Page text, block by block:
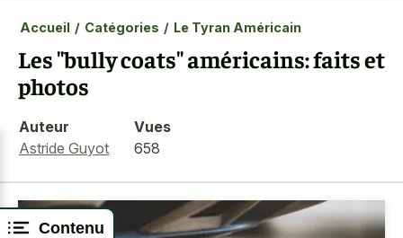
Contenu
Accueil / Catégories / Le Tyran Américain
Les "bully coats" américains: faits et
photos
Auteur
Astride Guyot
Vues
658